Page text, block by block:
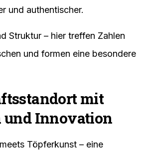
und authentischer.
Struktur – hier treffen Zahlen
und formen eine besondere
mit
und Innovation
Töpferkunst – eine